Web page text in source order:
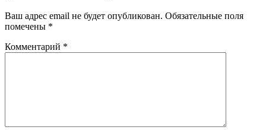
Ваш адрес email не будет опубликован. Обязательные поля
помечены *
Комментарий *